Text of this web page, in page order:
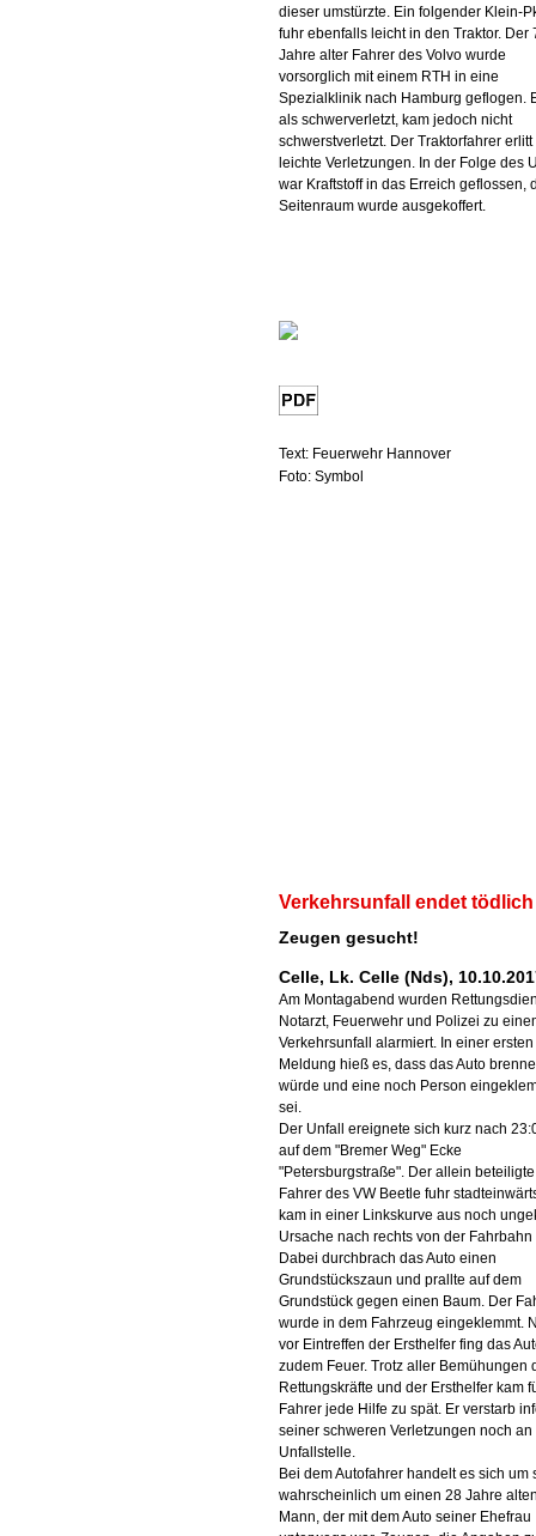
dieser umstürzte. Ein folgender Klein-
fuhr ebenfalls leicht in den Traktor. Der
Jahre alter Fahrer des Volvo wurde
vorsorglich mit einem RTH in eine
Spezialklinik nach Hamburg geflogen.
als schwerverletzt, kam jedoch nicht
schwerstverletzt. Der Traktorfahrer erlitt
leichte Verletzungen. In der Folge des
war Kraftstoff in das Erreich geflossen,
Seitenraum wurde ausgekoffert.
Text: Feuerwehr Hannover
Foto: Symbol
Verkehrsunfall endet tödlich
Zeugen gesucht!
Celle, Lk. Celle (Nds),
Am Montagabend wurden
Notarzt, Feuerwehr und Polizei zu
Verkehrsunfall alarmiert. In einer ersten
Meldung hieß es, dass das Auto
würde und eine noch Person
sei.
Der Unfall ereignete sich kurz nach
auf dem "Bremer Weg" Ecke
"Petersburgstraße". Der allein beteiligte
Fahrer des VW Beetle fuhr
kam in einer Linkskurve aus noch
Ursache nach rechts von der Fahrbahn
Dabei durchbrach das Auto einen
Grundstückszaun und prallte auf dem
Grundstück gegen einen Baum. Der
wurde in dem Fahrzeug eingeklemmt.
vor Eintreffen der Ersthelfer fing das
zudem Feuer. Trotz aller Bemühungen
Rettungskräfte und der Ersthelfer kam
Fahrer jede Hilfe zu spät. Er verstarb
seiner schweren Verletzungen noch an
Unfallstelle.
Bei dem Autofahrer handelt es sich um
wahrscheinlich um einen 28 Jahre
Mann, der mit dem Auto seiner Ehefrau